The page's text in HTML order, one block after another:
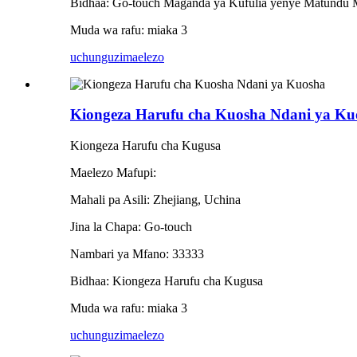
Muda wa rafu: miaka 3
uchunguzimaelezo
Kiongeza Harufu cha Kuosha Ndani ya
Kiongeza Harufu cha Kugusa
Maelezo Mafupi:
Mahali pa Asili: Zhejiang, Uchina
Jina la Chapa: Go-touch
Nambari ya Mfano: 33333
Bidhaa: Kiongeza Harufu cha Kugusa
Muda wa rafu: miaka 3
uchunguzimaelezo